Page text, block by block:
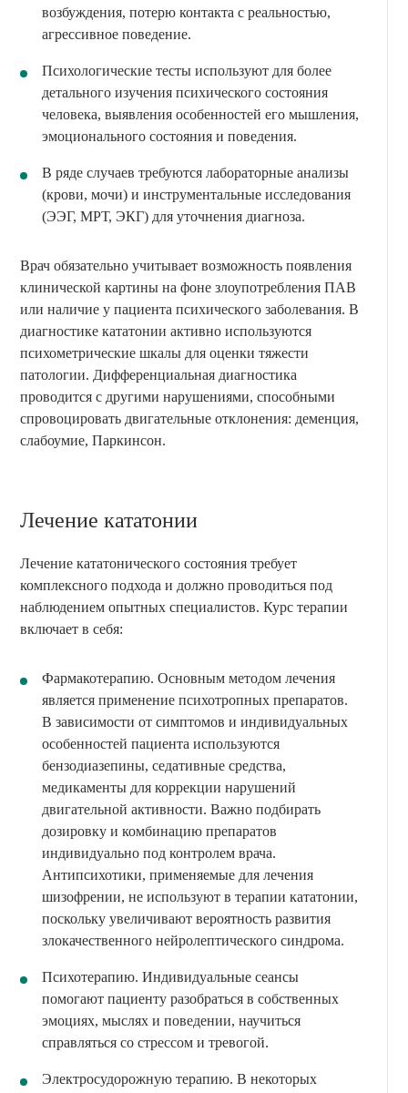
возбуждения, потерю контакта с реальностью,
агрессивное поведение.
Психологические тесты используют для более
детального изучения психического состояния
человека, выявления особенностей его мышления,
эмоционального состояния и поведения.
В ряде случаев требуются лабораторные анализы
(крови, мочи) и инструментальные исследования
(ЭЭГ, МРТ, ЭКГ) для уточнения диагноза.
Врач обязательно учитывает возможность появления
клинической картины на фоне злоупотребления ПАВ
или наличие у пациента психического заболевания. В
диагностике кататонии активно используются
психометрические шкалы для оценки тяжести
патологии. Дифференциальная диагностика
проводится с другими нарушениями, способными
спровоцировать двигательные отклонения: деменция,
слабоумие, Паркинсон.
Лечение кататонии
Лечение кататонического состояния требует
комплексного подхода и должно проводиться под
наблюдением опытных специалистов. Курс терапии
включает в себя:
Фармакотерапию. Основным методом лечения
является применение психотропных препаратов.
В зависимости от симптомов и индивидуальных
особенностей пациента используются
бензодиазепины, седативные средства,
медикаменты для коррекции нарушений
двигательной активности. Важно подбирать
дозировку и комбинацию препаратов
индивидуально под контролем врача.
Антипсихотики, применяемые для лечения
шизофрении, не используют в терапии кататонии,
поскольку увеличивают вероятность развития
злокачественного нейролептического синдрома.
Психотерапию. Индивидуальные сеансы
помогают пациенту разобраться в собственных
эмоциях, мыслях и поведении, научиться
справляться со стрессом и тревогой.
Электросудорожную терапию. В некоторых